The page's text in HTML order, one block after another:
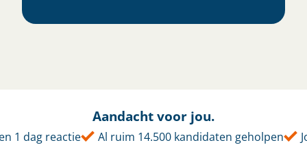
Aandacht voor jou.
1 dag reactie Al ruim 14.500 kandidaten geholpen